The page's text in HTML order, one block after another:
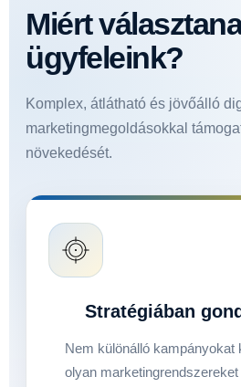
Miért
ügyfeleink?
Komplex, átlátható és jövőálló
marketingmegoldásokkal
növekedését.
Stratégiában
Nem különálló kampányokat
olyan